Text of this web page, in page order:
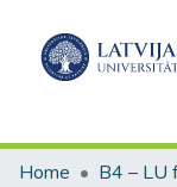
Home